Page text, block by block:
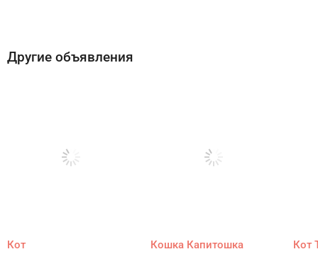
Другие объявления
Кот Кошка Капитошка Кот